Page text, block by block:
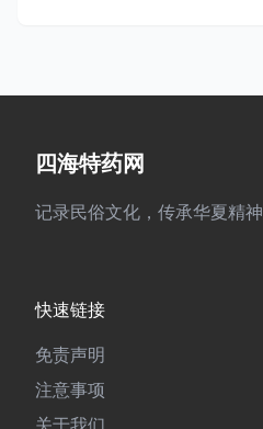
四海特药网
记录民俗文化，传承华夏精神
快速链接
免责声明
注意事项